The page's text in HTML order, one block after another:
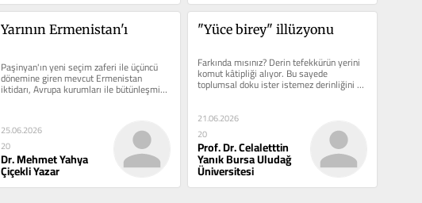
Yarının Ermenistan'ı
Paşinyan'ın yeni seçim zaferi ile üçüncü
dönemine giren mevcut Ermenistan
iktidarı, Avrupa kurumları ile bütünleşmiş
ve dünyaya...
25.06.2026
20
Dr. Mehmet Yahya
Çiçekli Yazar
"Yüce birey" illüzyonu
Farkında mısınız? Derin tefekkürün yerini
komut kâtipliği alıyor. Bu sayede
toplumsal doku ister istemez derinliğini
kaybediyor. Birbirinin...
21.06.2026
20
Prof. Dr. Celaletttin
Yanık Bursa Uludağ
Üniversitesi